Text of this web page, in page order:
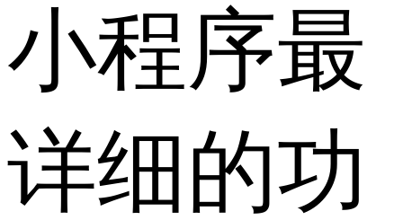
小程序最
详细的功